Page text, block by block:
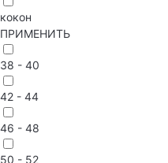
кокон
ПРИМЕНИТЬ
38 - 40
42 - 44
46 - 48
50 - 52